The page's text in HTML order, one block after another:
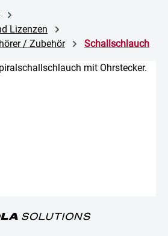
Lizenzen
/ Zubehör
Schallschlauch